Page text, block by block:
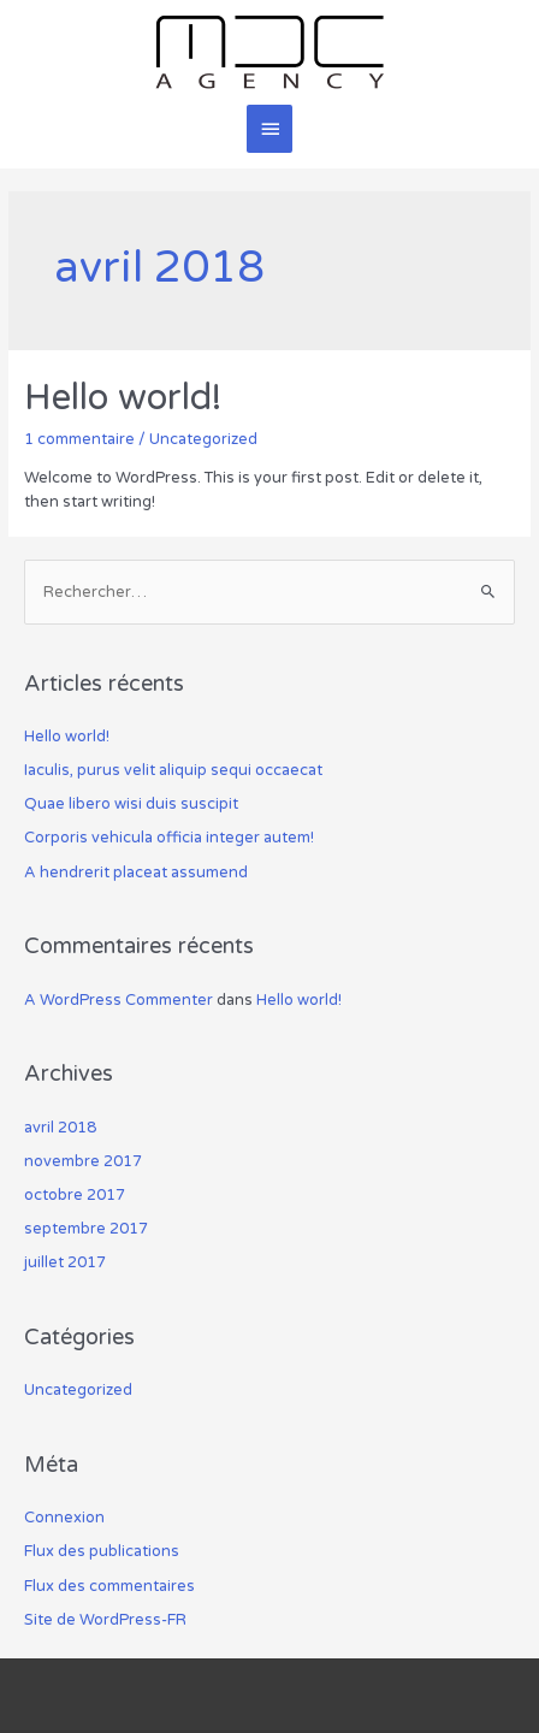
Menu
avril 2018
Hello world!
1 commentaire / Uncategorized
Welcome to WordPress. This is your first post. Edit or delete it,
then start writing!
e
e
r
Articles récents
Hello world!
Iaculis, purus velit aliquip sequi occaecat
Quae libero wisi duis suscipit
Corporis vehicula officia integer autem!
A hendrerit placeat assumend
Commentaires récents
A WordPress Commenterdans Hello world!
Archives
avril 2018
novembre 2017
octobre 2017
septembre 2017
juillet 2017
Catégories
Uncategorized
Méta
Connexion
Flux des publications
Flux des commentaires
Site de WordPress-FR